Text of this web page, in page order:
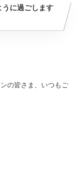
うに過ごします
の皆さま、いつもご